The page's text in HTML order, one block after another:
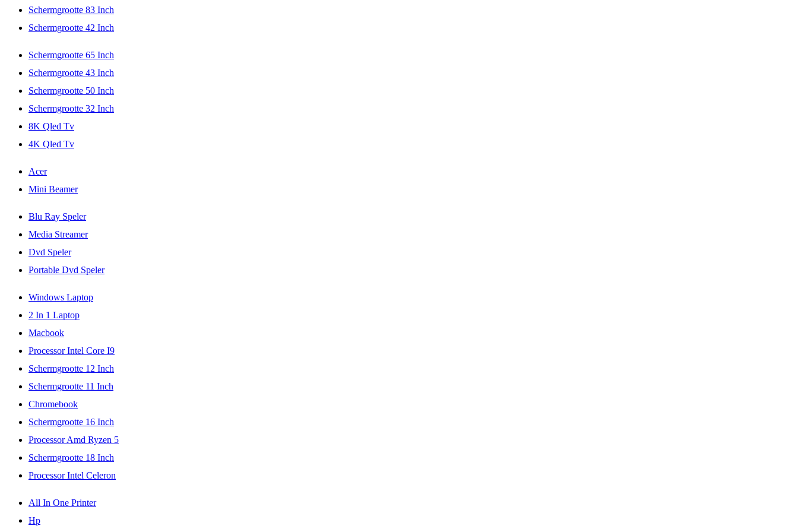
Schermgrootte 83 Inch
Schermgrootte 42 Inch
Schermgrootte 65 Inch
Schermgrootte 43 Inch
Schermgrootte 50 Inch
Schermgrootte 32 Inch
8K Qled Tv
4K Qled Tv
Acer
Mini Beamer
Blu Ray Speler
Media Streamer
Dvd Speler
Portable Dvd Speler
Windows Laptop
2 In 1 Laptop
Macbook
Processor Intel Core I9
Schermgrootte 12 Inch
Schermgrootte 11 Inch
Chromebook
Schermgrootte 16 Inch
Processor Amd Ryzen 5
Schermgrootte 18 Inch
Processor Intel Celeron
All In One Printer
Hp